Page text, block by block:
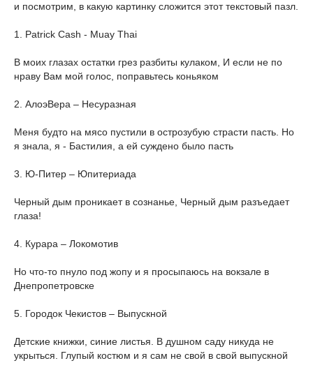
и посмотрим, в какую картинку сложится этот текстовый пазл.
1. Patrick Cash - Muay Thai
В моих глазах остатки грез разбиты кулаком, И если не по
нраву Вам мой голос, поправьтесь коньяком
2. АлоэВера – Несуразная
Меня будто на мясо пустили в острозубую страсти пасть. Но
я знала, я - Бастилия, а ей суждено было пасть
3. Ю-Питер – Юпитериада
Черный дым проникает в сознанье, Черный дым разъедает
глаза!
4. Курара – Локомотив
Но что-то пнуло под жопу и я просыпаюсь на вокзале в
Днепропетровске
5. Городок Чекистов – Выпускной
Детские книжки, синие листья. В душном саду никуда не
укрыться. Глупый костюм и я сам не свой в свой выпускной